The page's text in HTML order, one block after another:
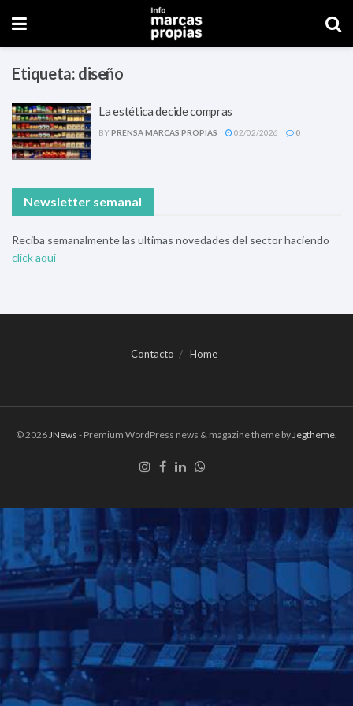
Etiqueta: diseño
La estética decide compras
BYPRENSA MARCAS PROPIAS 02/02/2026 0
Newsletter semanal
Reciba semanalmente las ultimas novedades del sector haciendo
click aqui
Contacto Home
© 2026 JNews - Premium WordPress news & magazine theme by Jegtheme